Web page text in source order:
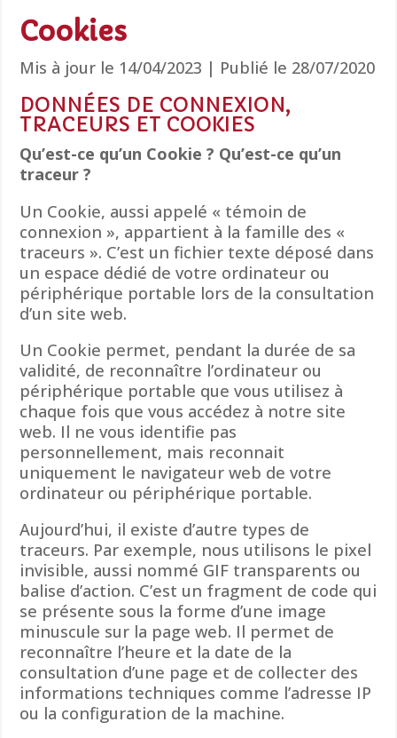
Cookies
Mis à jour le 14/04/2023 | Publié le 28/07/2020
DONNÉES DE CONNEXION,
TRACEURS ET COOKIES
Qu’est-ce qu’un Cookie ? Qu’est-ce qu’un
traceur ?
Un Cookie, aussi appelé « témoin de
connexion », appartient à la famille des «
traceurs ». C’est un fichier texte déposé dans
un espace dédié de votre ordinateur ou
périphérique portable lors de la consultation
d’un site web.
Un Cookie permet, pendant la durée de sa
validité, de reconnaître l’ordinateur ou
périphérique portable que vous utilisez à
chaque fois que vous accédez à notre site
web. Il ne vous identifie pas
personnellement, mais reconnait
uniquement le navigateur web de votre
ordinateur ou périphérique portable.
Aujourd’hui, il existe d’autre types de
traceurs. Par exemple, nous utilisons le pixel
invisible, aussi nommé GIF transparents ou
balise d’action. C’est un fragment de code qui
se présente sous la forme d’une image
minuscule sur la page web. Il permet de
reconnaître l’heure et la date de la
consultation d’une page et de collecter des
informations techniques comme l’adresse IP
ou la configuration de la machine.